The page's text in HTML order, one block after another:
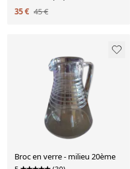
35 € 45 €
Broc en verre - milieu 20ème